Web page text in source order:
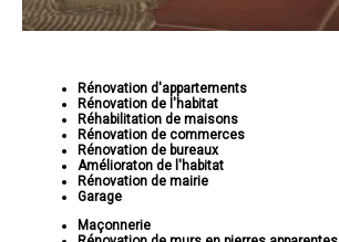
Rénovation d'appartements
Rénovation de l'habitat
Réhabilitation de maisons
Rénovation de commerces
Rénovation de bureaux
Amélioraton de l'habitat
Rénovation de mairie
Garage
Maçonnerie